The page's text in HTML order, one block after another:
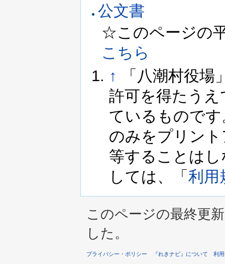
公文書
☆このページの
こちら
↑
「八潮村役場
許可を得たう
ているもので
のみをプリン
等することは
しては、「 利用
このページの最終更
した。
プライバシー・ポリシー 『れきナビ』について 利